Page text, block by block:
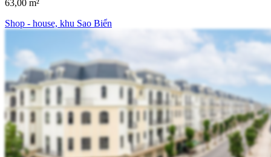
63,00 m²
Shop - house, khu Sao Biển